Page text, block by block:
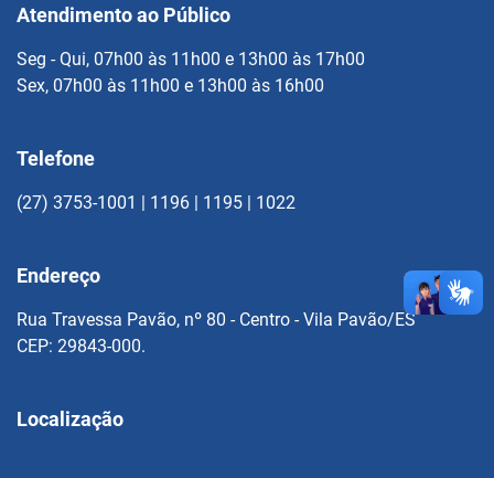
Atendimento ao Público
Seg - Qui, 07h00 às 11h00 e 13h00 às 17h00
Sex, 07h00 às 11h00 e 13h00 às 16h00
Telefone
(27) 3753-1001 | 1196 | 1195 | 1022
Endereço
Rua Travessa Pavão, nº 80 - Centro - Vila Pavão/ES
CEP: 29843-000.
Localização